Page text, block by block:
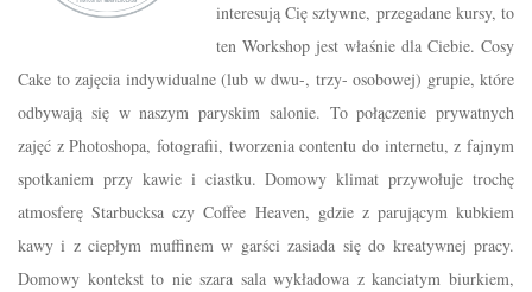
interesują Cię sztywne, przegadane kursy, to
ten Workshop jest właśnie dla Ciebie. Cosy
Cake to zajęcia indywidualne (lub w dwu-, trzy- osobowej) grupie, które
odbywają się w naszym paryskim salonie. To połączenie prywatnych
zajęć z Photoshopa, fotografii, tworzenia contentu do internetu, z fajnym
spotkaniem przy kawie i ciastku. Domowy klimat przywołuje trochę
atmosferę Starbucksa czy Coffee Heaven, gdzie z parującym kubkiem
kawy i z ciepłym muffinem w garści zasiada się do kreatywnej pracy.
Domowy kontekst to nie szara sala wykładowa z kanciatym biurkiem,